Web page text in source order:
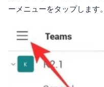
ーメニューをタップします。